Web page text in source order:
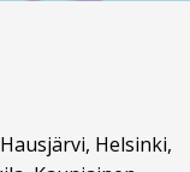
Helsinki,